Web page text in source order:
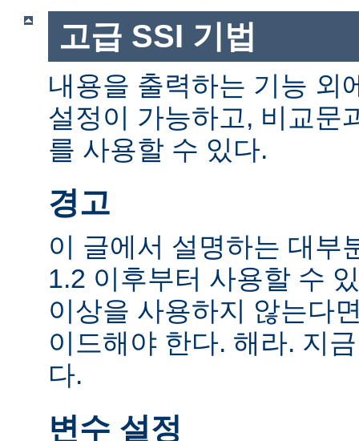
고급 SSI 기법
내용을 출력하는 기능 외
설정이 가능하고, 비교문
를 사용할 수 있다.
경고
이 글에서 설명하는 대부
1.2 이후부터 사용할 수
이상을 사용하지 않는다
이드해야 한다. 해라. 지
다.
변수 설정